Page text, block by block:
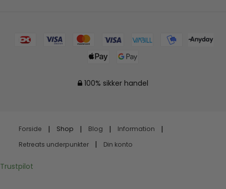
100% sikker handel
Forside Shop Blog
Information
Retreats underpunkter
Din konto
Trustpilot